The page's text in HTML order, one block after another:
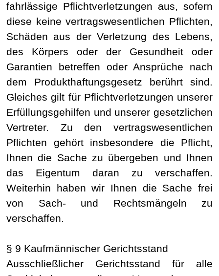
fahrlässige Pflichtverletzungen aus, sofern
diese keine vertragswesentlichen Pflichten,
Schäden aus der Verletzung des Lebens,
des Körpers oder der Gesundheit oder
Garantien betreffen oder Ansprüche nach
dem Produkthaftungsgesetz berührt sind.
Gleiches gilt für Pflichtverletzungen unserer
Erfüllungsgehilfen und unserer gesetzlichen
Vertreter. Zu den vertragswesentlichen
Pflichten gehört insbesondere die Pflicht,
Ihnen die Sache zu übergeben und Ihnen
das Eigentum daran zu verschaffen.
Weiterhin haben wir Ihnen die Sache frei
von Sach- und Rechtsmängeln zu
verschaffen.
§ 9 Kaufmännischer Gerichtsstand
Ausschließlicher Gerichtsstand für alle